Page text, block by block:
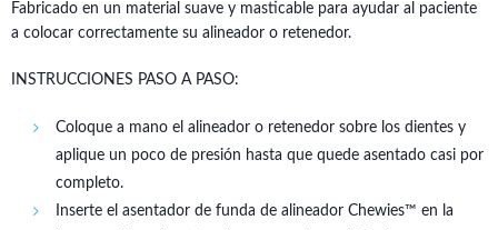
Fabricado en un material suave y masticable para ayudar al paciente
a colocar correctamente su alineador o retenedor.
INSTRUCCIONES PASO A PASO:
Coloque a mano el alineador o retenedor sobre los dientes y
aplique un poco de presión hasta que quede asentado casi por
completo.
Inserte el asentador de funda de alineador Chewies™ en la